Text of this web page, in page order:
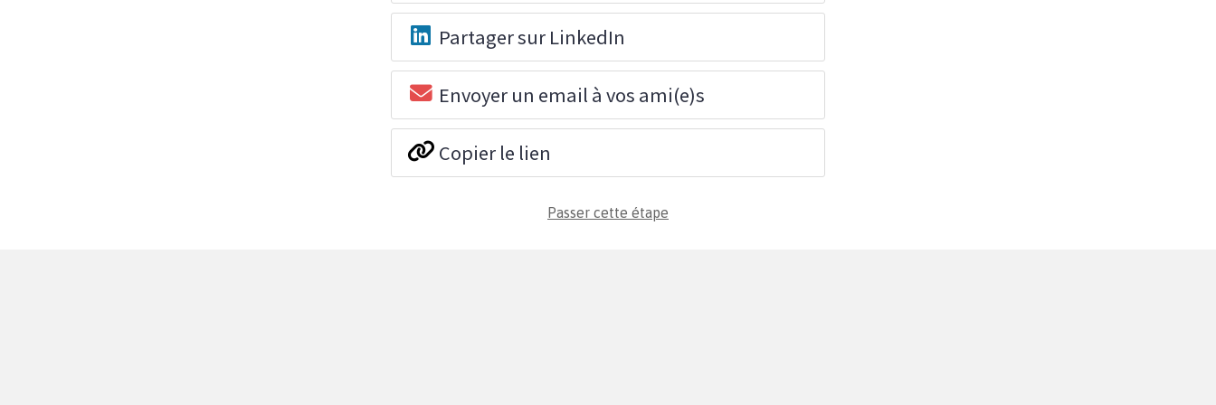
Partager sur LinkedIn
Envoyer un email à vos ami(e)s
Copier le lien
Passer cette étape